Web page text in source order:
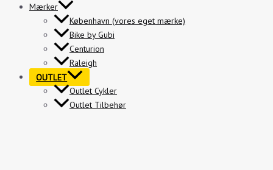
Mærker
København (vores eget mærke)
Bike by Gubi
Centurion
Raleigh
OUTLET
Outlet Cykler
Outlet Tilbehør